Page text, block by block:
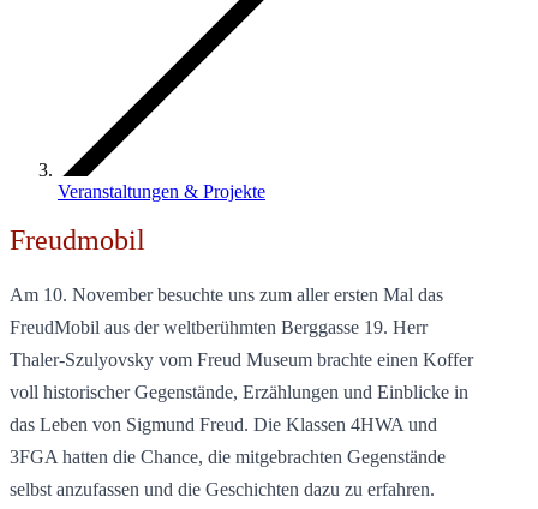
Veranstaltungen & Projekte
Freudmobil
Am 10. November besuchte uns zum aller ersten Mal das
FreudMobil aus der weltberühmten Berggasse 19. Herr
Thaler-Szulyovsky vom Freud Museum brachte einen Koffer
voll historischer Gegenstände, Erzählungen und Einblicke in
das Leben von Sigmund Freud. Die Klassen 4HWA und
3FGA hatten die Chance, die mitgebrachten Gegenstände
selbst anzufassen und die Geschichten dazu zu erfahren.